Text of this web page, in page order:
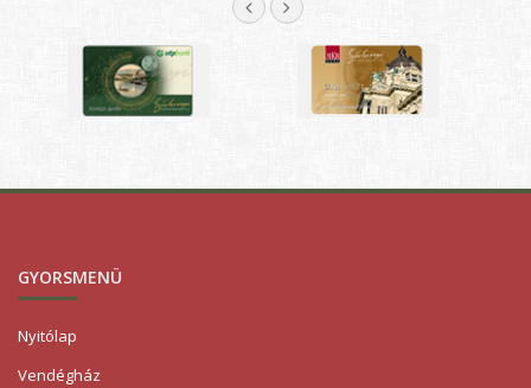
GYORSMENÜ
Nyitólap
Vendégház